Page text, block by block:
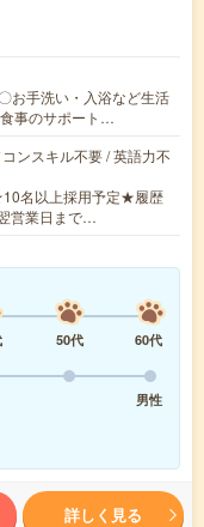
お手洗い・入浴など生活
事のサポート…
ンスキル不要 / 英語力不
名以上採用予定★履歴
営業日まで…
50代
60代
男性
詳しく見る